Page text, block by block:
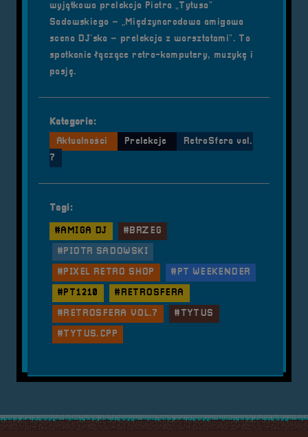
wyjątkowa prelekcja Piotra „Tytusa”
Sadowskiego – „Międzynarodowa amigowa
scena DJ’ska – prelekcja z warsztatami”. To
spotkanie łączące retro-komputery, muzykę i
pasję.
Kategorie:
Aktualności
Prelekcje
RetroSfera vol.
7
Tagi:
#AMIGA DJ
#BRZEG
#PIOTR SADOWSKI
#PIXEL RETRO SHOP
#PT WEEKENDER
#PT1210
#RETROSFERA
#RETROSFERA VOL.7
#TYTUS
#TYTUS.CPP